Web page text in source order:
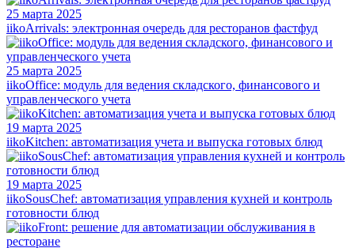
25 марта 2025
iikoArrivals: электронная очередь для ресторанов фастфуд
25 марта 2025
iikoOffice: модуль для ведения складского, финансового и
управленческого учета
19 марта 2025
iikoKitchen: автоматизация учета и выпуска готовых блюд
19 марта 2025
iikoSousChef: автоматизация управления кухней и контроль
готовности блюд